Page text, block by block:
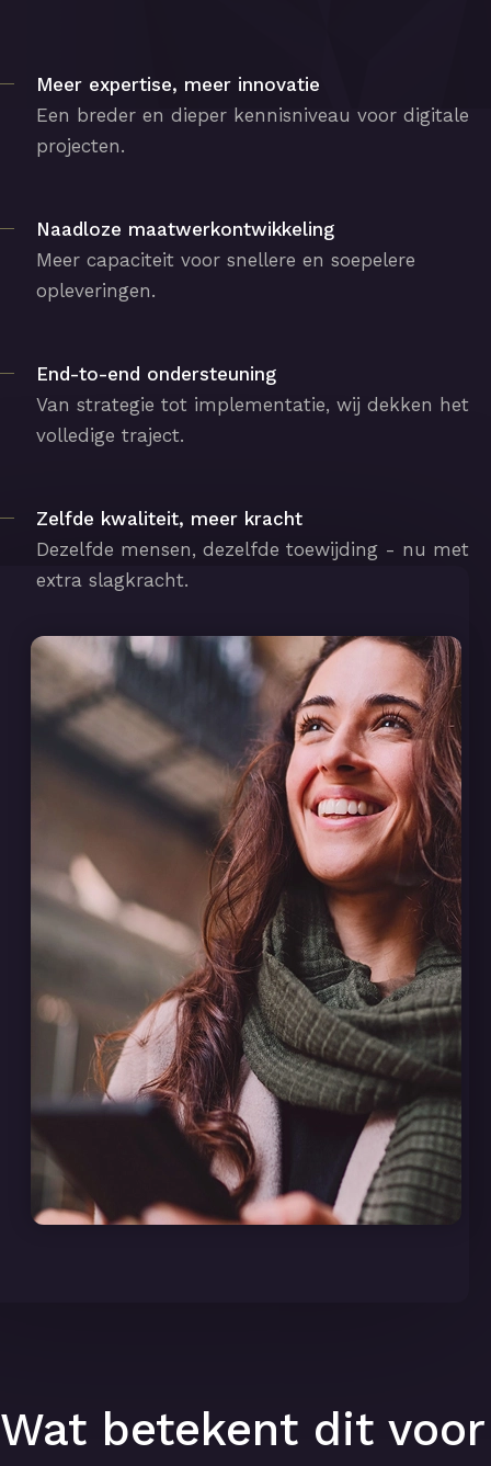
Meer expertise, meer innovatie
Een breder en dieper kennisniveau voor digitale
projecten.
Naadloze maatwerkontwikkeling
Meer capaciteit voor snellere en soepelere
opleveringen.
End-to-end ondersteuning
Van strategie tot implementatie, wij dekken het
volledige traject.
Zelfde kwaliteit, meer kracht
Dezelfde mensen, dezelfde toewijding - nu met
extra slagkracht.
Wat betekent dit voor